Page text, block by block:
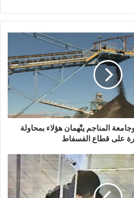
المناجم يتّهمان هؤلاء بمحاولة
على قطاع الفسفاط